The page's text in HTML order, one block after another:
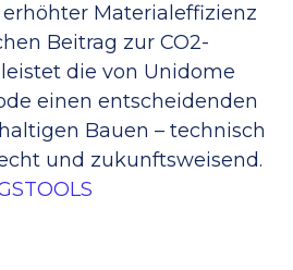
Materialeffizienz
Beitrag zur CO2-
die von Unidome
einen entscheidenden
Bauen – technisch
und zukunftsweisend.